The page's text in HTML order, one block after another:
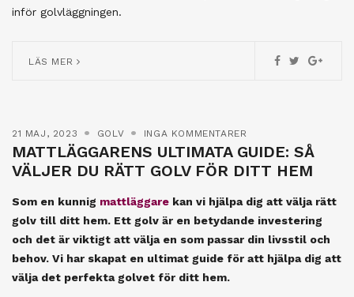
inför golvläggningen.
LÄS MER
21 MAJ, 2023 GOLV INGA KOMMENTARER
MATTLÄGGARENS ULTIMATA GUIDE: SÅ
VÄLJER DU RÄTT GOLV FÖR DITT HEM
Som en kunnig mattläggare kan vi hjälpa dig att välja rätt
golv till ditt hem. Ett golv är en betydande investering
och det är viktigt att välja en som passar din livsstil och
behov. Vi har skapat en ultimat guide för att hjälpa dig att
välja det perfekta golvet för ditt hem.